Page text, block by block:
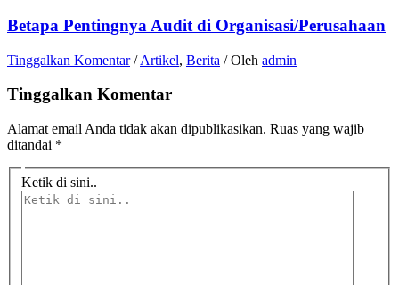
Betapa Pentingnya Audit di Organisasi/Perusahaan
Tinggalkan Komentar /Artikel, Berita / Oleh admin
Tinggalkan Komentar
Alamat email Anda tidak akan dipublikasikan. Ruas yang wajib
ditandai *
Ketik di sini..